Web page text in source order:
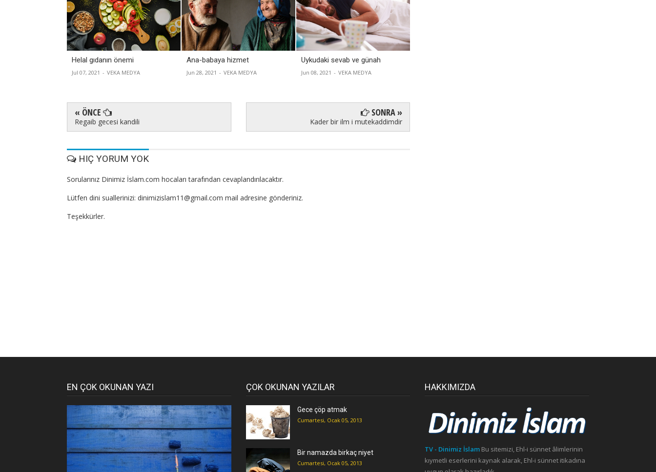
Helal gıdanın önemi
Jul 07, 2021 - VEKA MEDYA
Ana-babaya hizmet
Jun 28, 2021 - VEKA MEDYA
Uykudaki sevab ve günah
Jun 08, 2021 - VEKA MEDYA
« ÖNCE
Regaib gecesi kandili
SONRA »
Kader bir ilm i mutekaddimdir
HIÇ YORUM YOK
Sorularınız Dinimiz İslam.com hocaları tarafından cevaplandırılacaktır.
Lütfen dini suallerinizi: dinimizislam11@gmail.com mail adresine gönderiniz.
Teşekkürler.
EN ÇOK OKUNAN YAZI ÇOK OKUNAN YAZILAR
Gece çöp atmak
Cumartesi, Ocak 05, 2013
Bir namazda birkaç niyet
Cumartesi, Ocak 05, 2013
HAKKIMIZDA
TV - Dinimiz İslam Bu sitemizi, Ehl-i sünnet âlimlerinin
kıymetli eserlerini kaynak alarak, Ehl-i sünnet itikadına